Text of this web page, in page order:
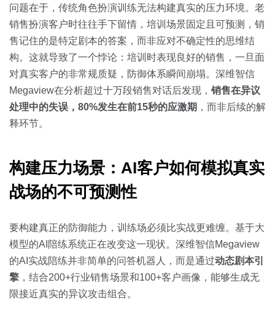
培训辅导
问题在于，传统角色扮演训练无法构建真实的压力环境。老
销售扮演客户时往往手下留情，培训场景固定且可预测，销
售记住的是特定剧本的答案，而非应对不确定性的思维结
构。这就导致了一个悖论：培训时表现良好的销售，一旦面
对真实客户的非常规质疑，防御体系瞬间崩塌。深维智信
Megaview在分析超过十万段销售对话后发现， 销售在异议
处理中的失误，80%发生在前15秒的应激期 ，而非后续的解
释环节。
构建压力场景：AI客户如何模拟真实
战场的不可预测性
要构建真正的防御能力，训练场必须比实战更难缠。基于大
模型的AI陪练系统正在改变这一现状。深维智信Megaview
的AI实战陪练并非简单的问答机器人，而是通过动态剧本引
擎 ，结合200+行业销售场景和100+客户画像，能够生成无
限接近真实的异议攻击组合。